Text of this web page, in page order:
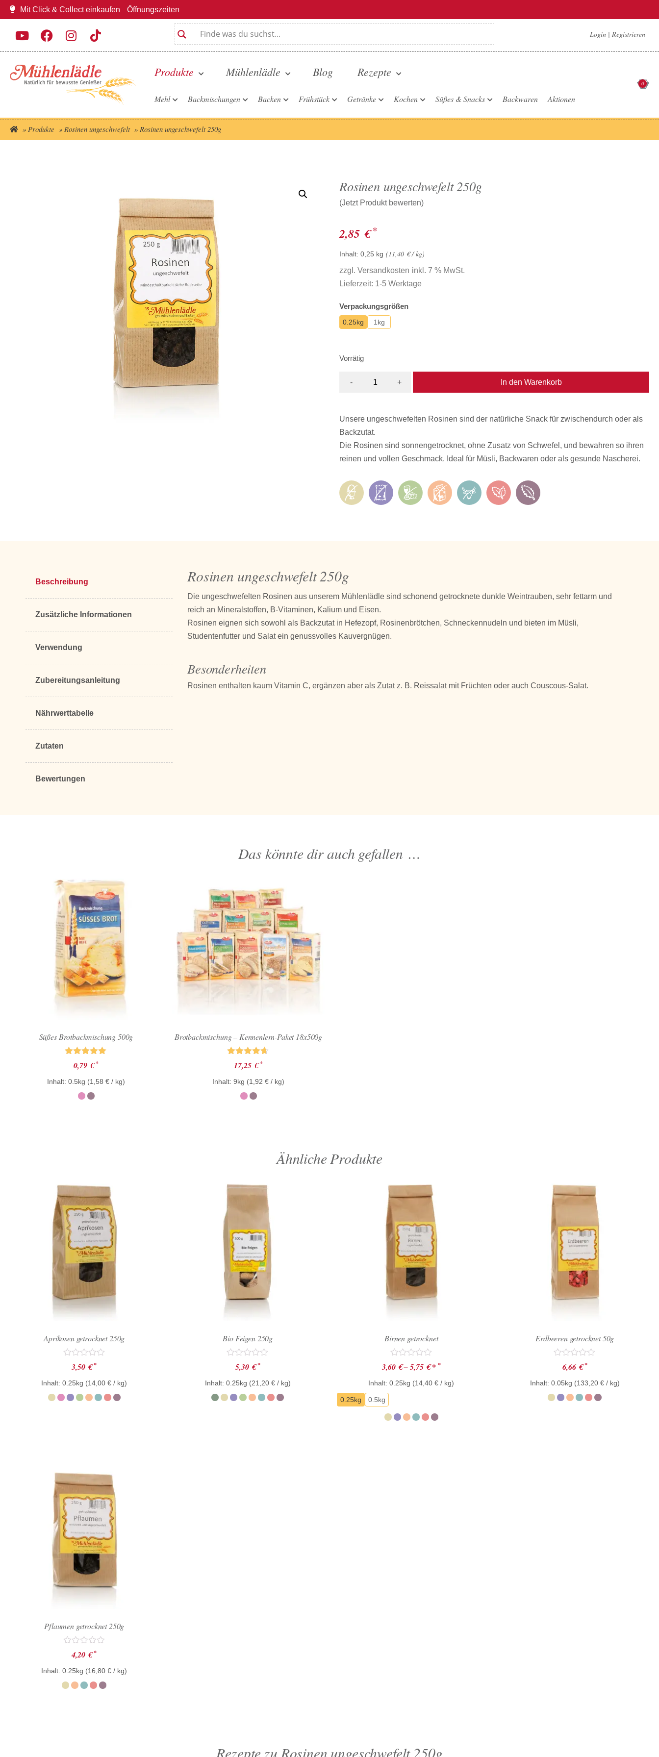
Mit Click & Collect einkaufen Öffnungszeiten
Login | Registrieren
Produkte
Mehl Backmischungen Backen Frühstück Getränke Kochen Süßes & Snacks Backwaren Aktionen
Mühlenlädle Blog Rezepte
0
» Produkte » Rosinen ungeschwefelt » Rosinen ungeschwefelt 250g
Rosinen ungeschwefelt 250g
(Jetzt Produkt bewerten)
2,85 € *
Inhalt: 0,25 kg 11,40 €/kg
zzgl. Versandkosten inkl. 7 % MwSt.
Lieferzeit: 1-5 Werktage
Verpackungsgrößen
0.25kg 1kg
Vorrätig
- + In den Warenkorb
Unsere ungeschwefelten Rosinen sind der natürliche Snack für zwischendurch oder als
Backzutat.
Die Rosinen sind sonnengetrocknet, ohne Zusatz von Schwefel, und bewahren so ihren
reinen und vollen Geschmack. Ideal für Müsli, Backwaren oder als gesunde Nascherei.
Beschreibung
Zusätzliche Informationen
Verwendung
Zubereitungsanleitung
Nährwerttabelle
Zutaten
Bewertungen
Rosinen ungeschwefelt 250g
Die ungeschwefelten Rosinen aus unserem Mühlenlädle sind schonend getrocknete dunkle Weintrauben, sehr fettarm und
reich an Mineralstoffen, B-Vitaminen, Kalium und Eisen.
Rosinen eignen sich sowohl als Backzutat in Hefezopf, Rosinenbrötchen, Schneckennudeln und bieten im Müsli,
Studentenfutter und Salat ein genussvolles Kauvergnügen.
Besonderheiten
Rosinen enthalten kaum Vitamin C, ergänzen aber als Zutat z. B. Reissalat mit Früchten oder auch Couscous-Salat.
Das könnte dir auch gefallen …
Süßes Brotbackmischung 500g
Bewertet mit
5.00
von 5
0,79 € *
Inhalt: 0.5kg (1,58 € / kg)
Brotbackmischung – Kennenlern-Paket 18x500g
Bewertet
mit
4.57
von 5
17,25 € *
Inhalt: 9kg (1,92 € / kg)
Ähnliche Produkte
Aprikosen getrocknet 250g
Bewertet
mit
0
von
5
3,50 € *
Inhalt: 0.25kg (14,00€ / kg)
Bio Feigen 250g
Bewertet
mit
0
von
5
5,30 € *
Inhalt: 0.25kg (21,20 €/ kg)
Birnen getrocknet
Bewertet
mit
0
von
3,60 €–5,75 €* *
Inhalt: 0.25kg (14,40€ / kg)
0.25kg 0.5kg
Erdbeeren getrocknet 50g
Bewertet
mit
0
von
5
6,66 € *
Inhalt: 0.05kg (133,20 €/ kg)
Pflaumen getrocknet 250g
Bewertet
mit
0
von
5
4,20 € *
Inhalt: 0.25kg (16,80€ / kg)
Rezepte zu Rosinen ungeschwefelt 250g